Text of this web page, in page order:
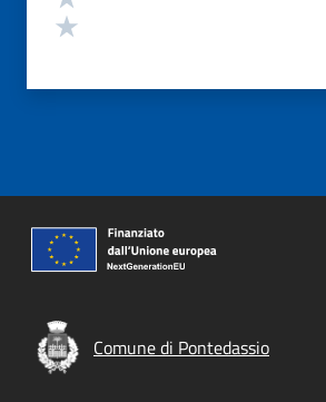
Comune di Pontedassio